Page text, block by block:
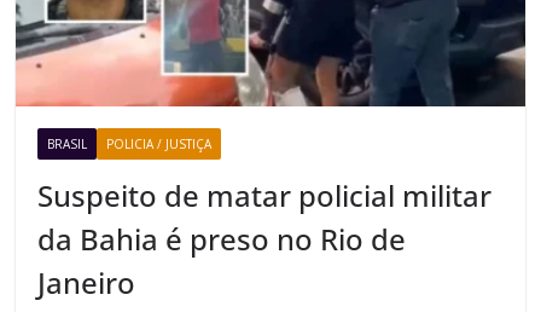
BRASIL POLICIA / JUSTIÇA
Suspeito de matar policial militar
da Bahia é preso no Rio de
Janeiro